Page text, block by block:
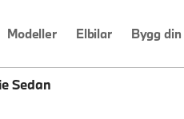
Modeller Elbilar Bygg din
Sedan